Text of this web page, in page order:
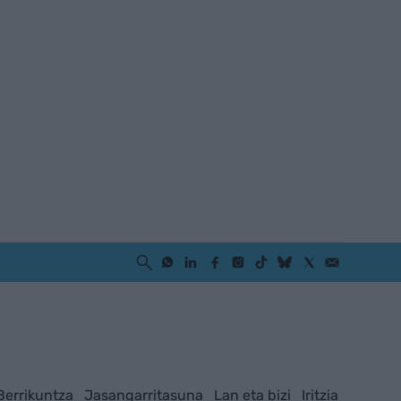
Jasangarritasuna Lan eta bizi Iritzia